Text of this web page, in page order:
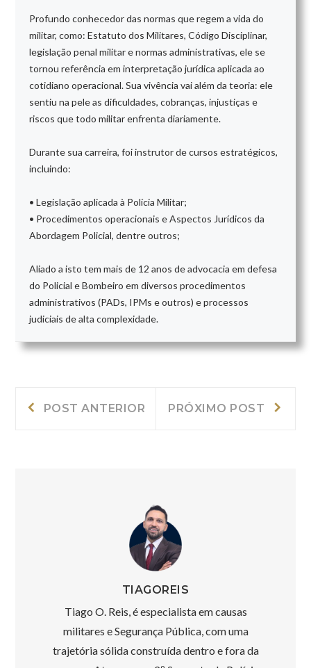
Profundo conhecedor das normas que regem a vida do
militar, como: Estatuto dos Militares, Código Disciplinar,
legislação penal militar e normas administrativas, ele se
tornou referência em interpretação jurídica aplicada ao
cotidiano operacional. Sua vivência vai além da teoria: ele
sentiu na pele as dificuldades, cobranças, injustiças e
riscos que todo militar enfrenta diariamente.
Durante sua carreira, foi instrutor de cursos estratégicos,
incluindo:
• Legislação aplicada à Polícia Militar;
• Procedimentos operacionais e Aspectos Jurídicos da
Abordagem Policial, dentre outros;
Aliado a isto tem mais de 12 anos de advocacia em defesa
do Policial e Bombeiro em diversos procedimentos
administrativos (PADs, IPMs e outros) e processos
judiciais de alta complexidade.
Navegação
POST ANTERIOR
Anterior:
PRÓXIMO POST
TIAGOREIS
Tiago O. Reis, é especialista em causas
militares e Segurança Pública, com uma
trajetória sólida construída dentro e fora da